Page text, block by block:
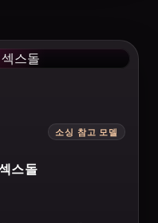
소싱 참고 모델
스돌